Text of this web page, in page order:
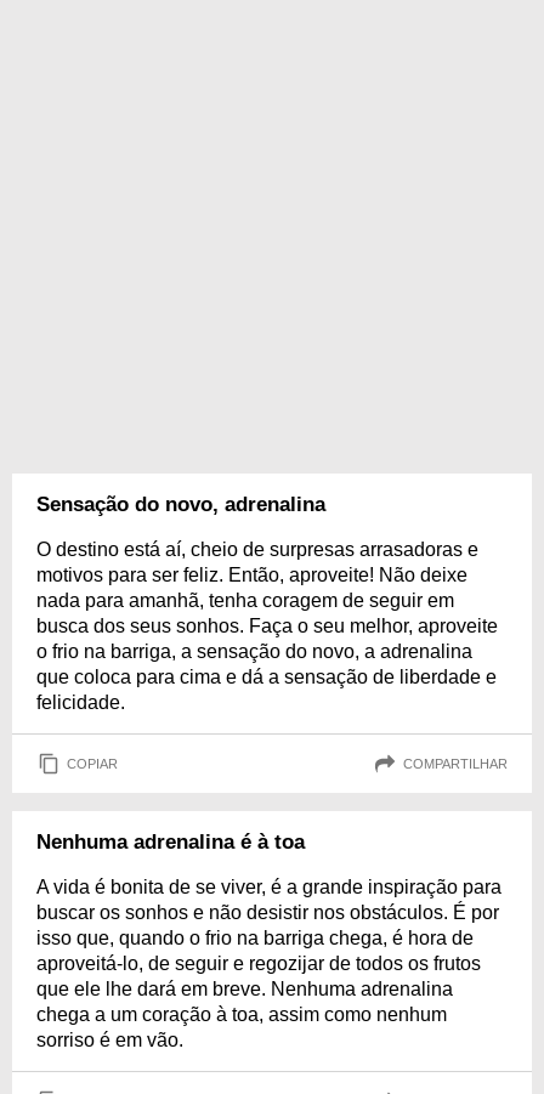
Sensação do novo, adrenalina
O destino está aí, cheio de surpresas arrasadoras e
motivos para ser feliz. Então, aproveite! Não deixe
nada para amanhã, tenha coragem de seguir em
busca dos seus sonhos. Faça o seu melhor, aproveite
o frio na barriga, a sensação do novo, a adrenalina
que coloca para cima e dá a sensação de liberdade e
felicidade.
COPIAR COMPARTILHAR
Nenhuma adrenalina é à toa
A vida é bonita de se viver, é a grande inspiração para
buscar os sonhos e não desistir nos obstáculos. É por
isso que, quando o frio na barriga chega, é hora de
aproveitá-lo, de seguir e regozijar de todos os frutos
que ele lhe dará em breve. Nenhuma adrenalina
chega a um coração à toa, assim como nenhum
sorriso é em vão.